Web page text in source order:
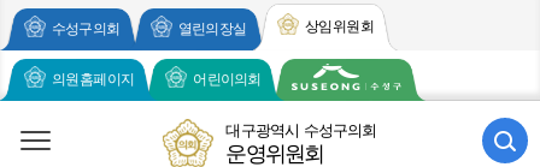
주메뉴 바로가기
본문 바로가기
수성구의회 열린의장실 상임위원회
의원홈페이지 어린이의회
대구광역시 수성구의회
운영위원회